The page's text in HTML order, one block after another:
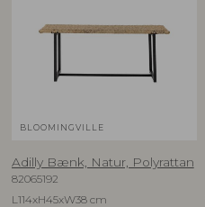
BLOOMINGVILLE
Adilly Bænk, Natur, Polyrattan
82065192
L114xH45xW38 cm